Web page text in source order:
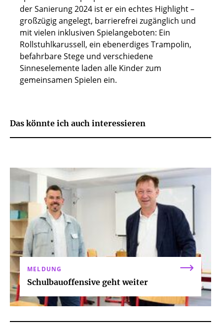
der Sanierung 2024 ist er ein echtes Highlight –
großzügig angelegt, barrierefrei zugänglich und
mit vielen inklusiven Spielangeboten: Ein
Rollstuhlkarussell, ein ebenerdiges Trampolin,
befahrbare Stege und verschiedene
Sinneselemente laden alle Kinder zum
gemeinsamen Spielen ein.
Das könnte ich auch interessieren
MELDUNG
Schulbauoffensive geht weiter